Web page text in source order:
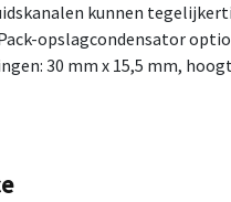
kunnen
opslagcondensator
30 mm x 15,5 mm,